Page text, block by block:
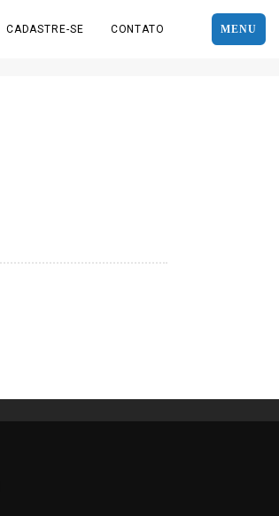
MENU
CADASTRE-SE CONTATO